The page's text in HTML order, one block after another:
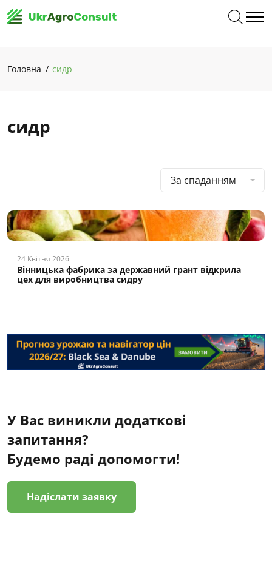
Головна сидр
сидр
За спаданням
24 Квітня 2026
Вінницька фабрика за державний грант відкрила
цех для виробництва сидру
У Вас виникли додаткові
запитання?
Будемо раді допомогти!
Надіслати заявку